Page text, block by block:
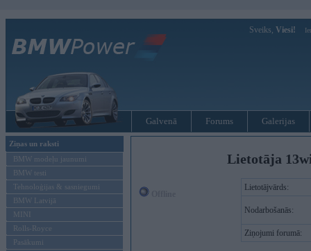
Sveiks, Viesi!
Galvenā Forums Galerijas
Ziņas un raksti
BMW modeļu jaunumi
BMW testi
Tehnoloģijas & sasniegumi
BMW Latvijā
MINI
Rolls-Royce
Pasākumi
Lietotāja
Lietotājvārds:
Nodarbošanās:
Ziņojumi forumā: